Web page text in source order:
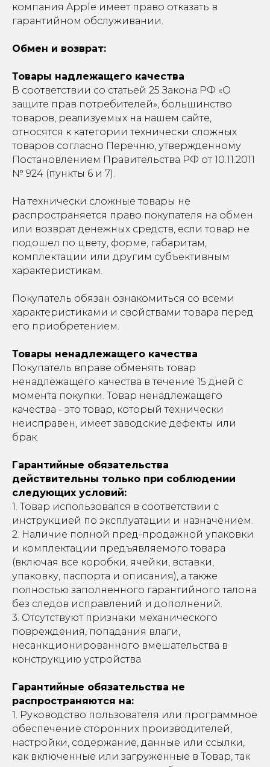
компания Apple имеет право отказать в
гарантийном обслуживании.
Обмен и возврат:
Товары надлежащего качества
В соответствии со статьей 25 Закона РФ «О
защите прав потребителей», большинство
товаров, реализуемых на нашем сайте,
относятся к категории технически сложных
товаров согласно Перечню, утвержденному
Постановлением Правительства РФ от 10.11.2011
№ 924 (пункты 6 и 7).
На технически сложные товары не
распространяется право покупателя на обмен
или возврат денежных средств, если товар не
подошел по цвету, форме, габаритам,
комплектации или другим субъективным
характеристикам.
Покупатель обязан ознакомиться со всеми
характеристиками и свойствами товара перед
его приобретением.
Товары ненадлежащего качества
Покупатель вправе обменять товар
ненадлежащего качества в течение 15 дней с
момента покупки. Товар ненадлежащего
качества - это товар, который технически
неисправен, имеет заводские дефекты или
брак.
Гарантийные обязательства
действительны только при соблюдении
следующих условий:
1. Товар использовался в соответствии с
инструкцией по эксплуатации и назначением.
2. Наличие полной пред-продажной упаковки
и комплектации предъявляемого товара
(включая все коробки, ячейки, вставки,
упаковку, паспорта и описания), а также
полностью заполненного гарантийного талона
без следов исправлений и дополнений.
3. Отсутствуют признаки механического
повреждения, попадания влаги,
несанкционированного вмешательства в
конструкцию устройства
Гарантийные обязательства не
распространяются на:
1. Руководство пользователя или программное
обеспечение сторонних производителей,
настройки, содержание, данные или ссылки,
как включенные или загруженные в Товар, так